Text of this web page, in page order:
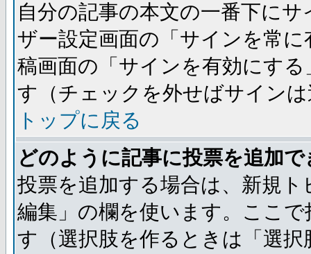
自分の記事の本文の一番下に
ザー設定画面の「サインを常
稿画面の「サインを有効にす
す（チェックを外せばサイン
トップに戻る
どのように記事に投票を追加
投票を追加する場合は、新規
編集」の欄を使います。ここ
す（選択肢を作るときは「選